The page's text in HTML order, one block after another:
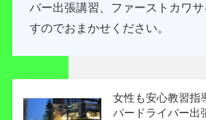
バー出張講習、ファーストカワ
すのでおまかせください。
女性も安心教習指
パードライバー出